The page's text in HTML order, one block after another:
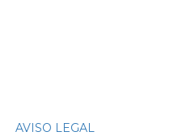
AVISO LEGAL